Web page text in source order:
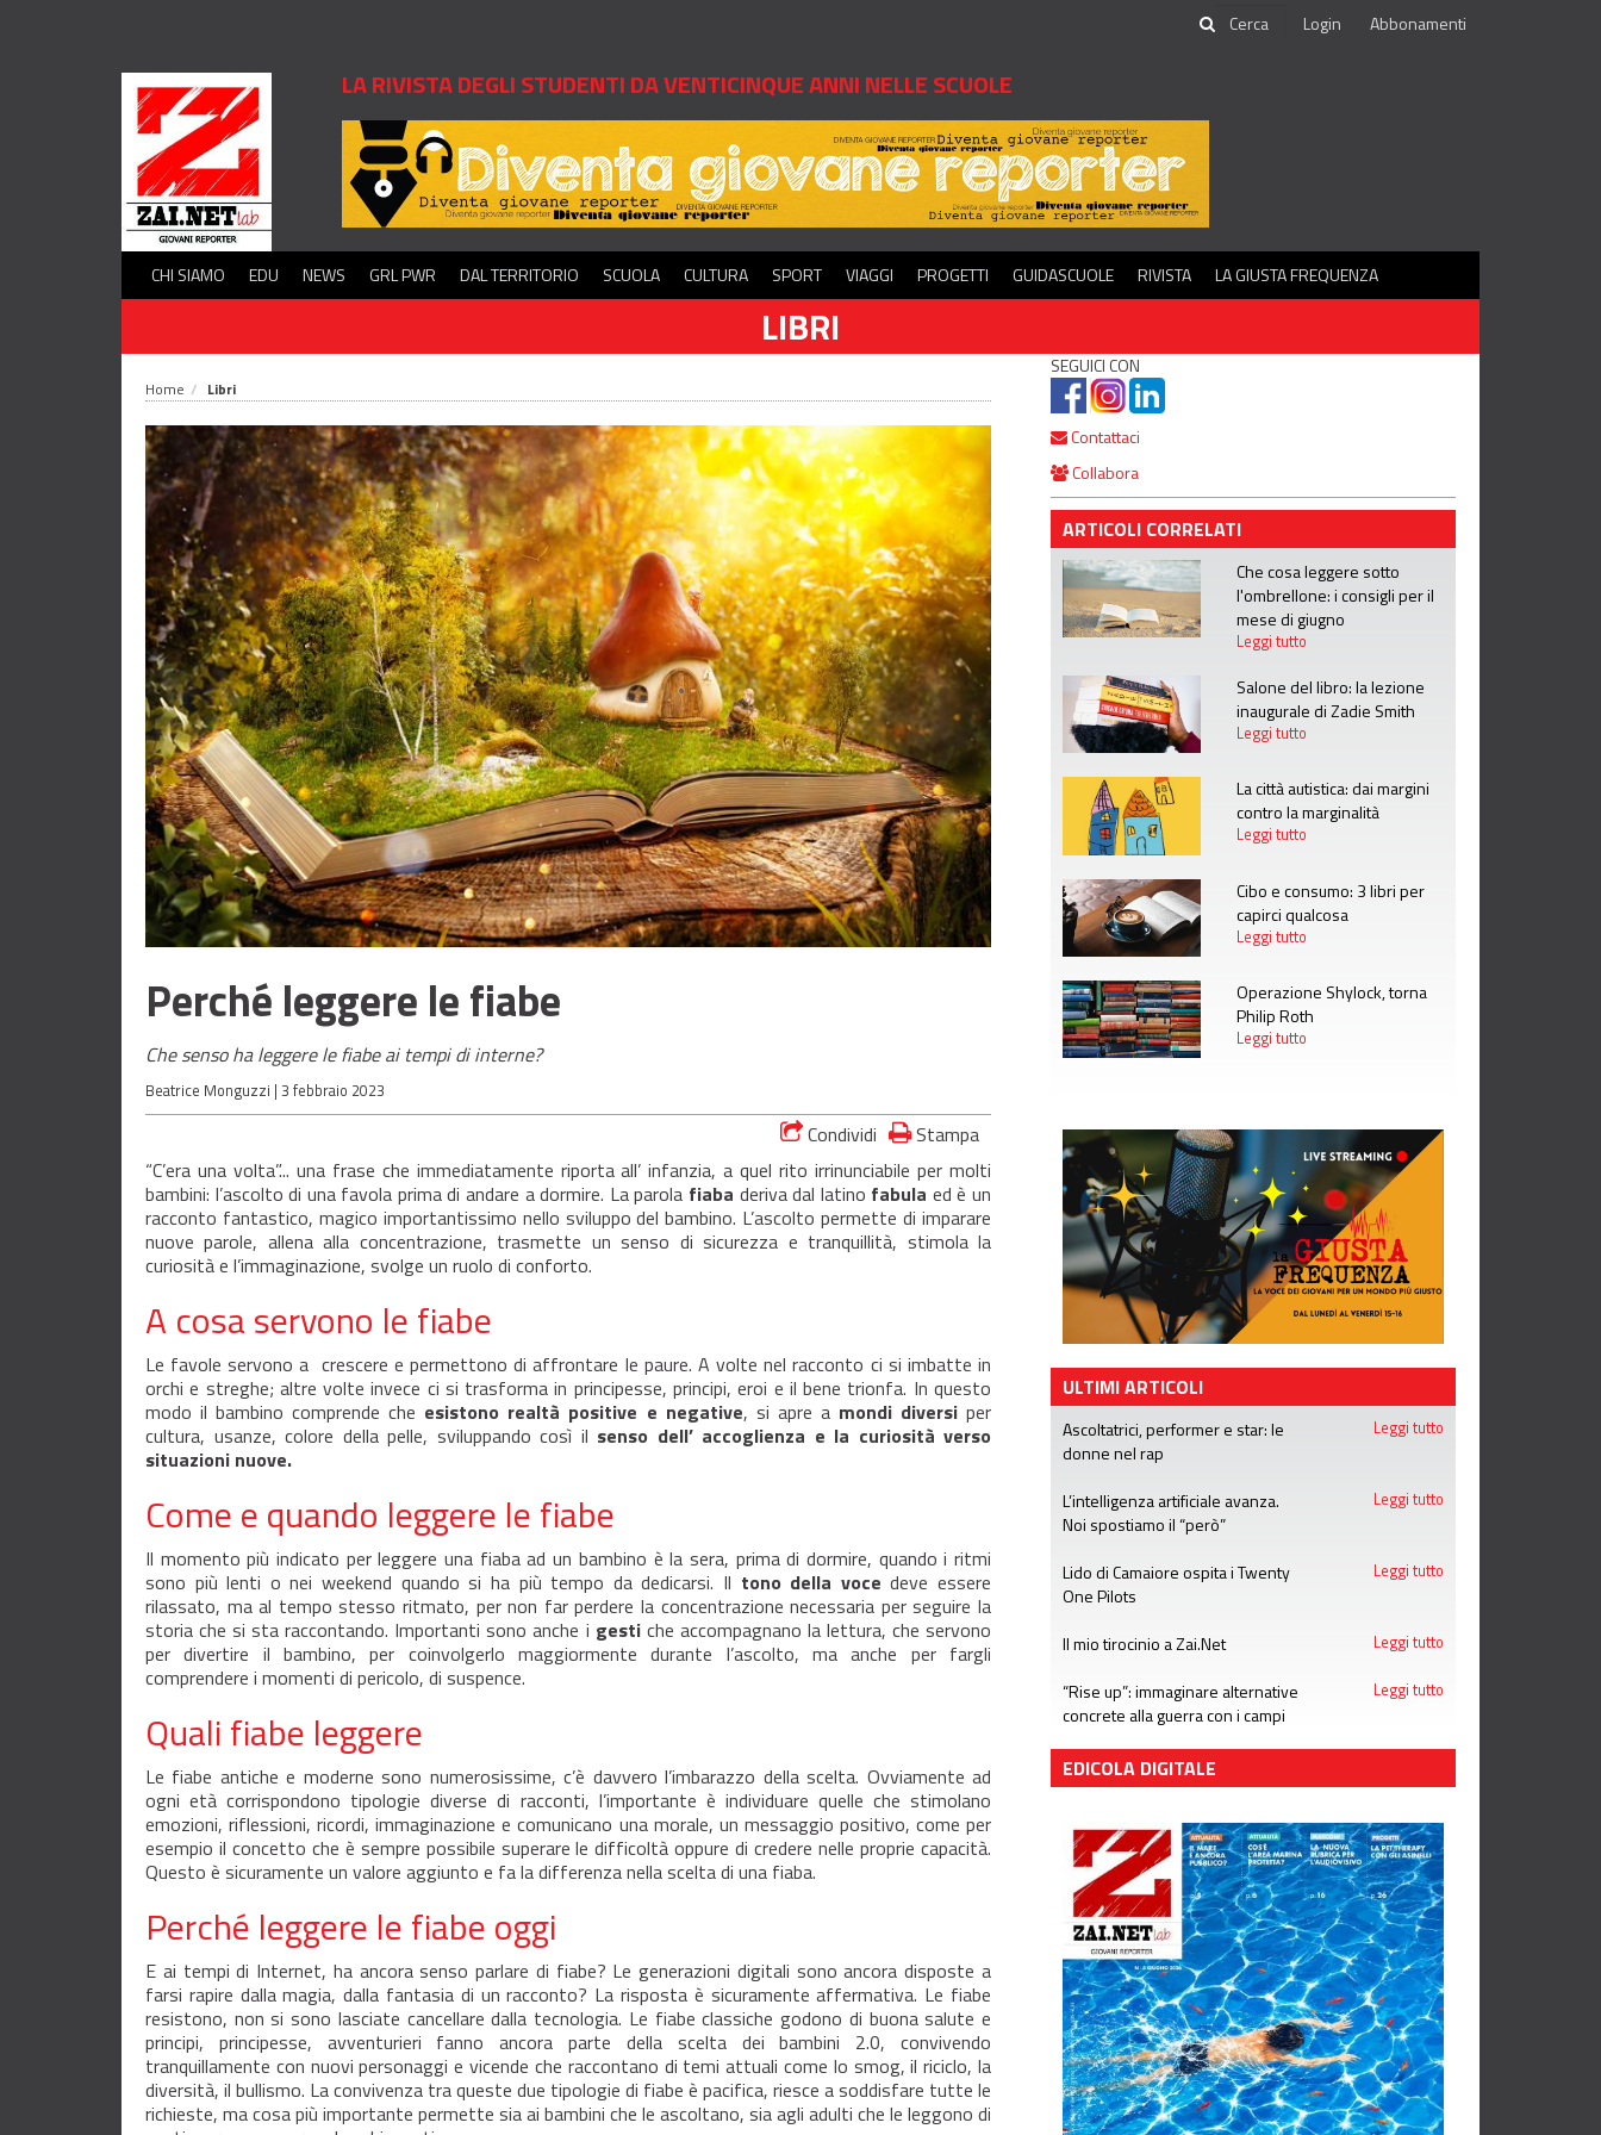
Login Abbonamenti
LA RIVISTA DEGLI STUDENTI DA VENTICINQUE ANNI NELLE SCUOLE
CHI SIAMO EDU NEWS GRL PWR DAL TERRITORIO SCUOLA CULTURA SPORT VIAGGI PROGETTI GUIDASCUOLE RIVISTA LA GIUSTA FREQUENZA
LIBRI
Home Libri
Perché leggere le fiabe
Che senso ha leggere le fiabe ai tempi di interne?
Beatrice Monguzzi | 3 febbraio 2023
Condividi
Stampa
“C’era una volta”... una frase che immediatamente riporta all’ infanzia, a quel rito irrinunciabile per molti
bambini: l’ascolto di una favola prima di andare a dormire. La parola fiaba deriva dal latino fabula ed è un
racconto fantastico, magico importantissimo nello sviluppo del bambino. L’ascolto permette di imparare
nuove parole, allena alla concentrazione, trasmette un senso di sicurezza e tranquillità, stimola la
curiosità e l’immaginazione, svolge un ruolo di conforto.
A cosa servono le fiabe
Le favole servono a crescere e permettono di affrontare le paure. A volte nel racconto ci si imbatte in
orchi e streghe; altre volte invece ci si trasforma in principesse, principi, eroi e il bene trionfa. In questo
modo il bambino comprende che esistono realtà positive e negative, si apre a mondi diversiper
cultura, usanze, colore della pelle, sviluppando così il senso dell’ accoglienza e la curiosità verso
situazioni nuove.
Come e quando leggere le fiabe
Il momento più indicato per leggere una fiaba ad un bambino è la sera, prima di dormire, quando i ritmi
sono più lenti o nei weekend quando si ha più tempo da dedicarsi. Il tono della voce deve essere
rilassato, ma al tempo stesso ritmato, per non far perdere la concentrazione necessaria per seguire la
storia che si sta raccontando. Importanti sono anche i gestiche accompagnano la lettura, che servono
per divertire il bambino, per coinvolgerlo maggiormente durante l’ascolto, ma anche per fargli
comprendere i momenti di pericolo, di suspence.
Quali fiabe leggere
Le fiabe antiche e moderne sono numerosissime, c’è davvero l’imbarazzo della scelta. Ovviamente ad
ogni età corrispondono tipologie diverse di racconti, l’importante è individuare quelle che stimolano
emozioni, riflessioni, ricordi, immaginazione e comunicano una morale, un messaggio positivo, come per
esempio il concetto che è sempre possibile superare le difficoltà oppure di credere nelle proprie capacità.
Questo è sicuramente un valore aggiunto e fa la differenza nella scelta di una fiaba.
Perché leggere le fiabe oggi
E ai tempi di Internet, ha ancora senso parlare di fiabe? Le generazioni digitali sono ancora disposte a
farsi rapire dalla magia, dalla fantasia di un racconto? La risposta è sicuramente affermativa. Le fiabe
resistono, non si sono lasciate cancellare dalla tecnologia. Le fiabe classiche godono di buona salute e
principi, principesse, avventurieri fanno ancora parte della scelta dei bambini 2.0, convivendo
tranquillamente con nuovi personaggi e vicende che raccontano di temi attuali come lo smog, il riciclo, la
diversità, il bullismo. La convivenza tra queste due tipologie di fiabe è pacifica, riesce a soddisfare tutte le
richieste, ma cosa più importante permette sia ai bambini che le ascoltano, sia agli adulti che le leggono di
SEGUICI CON
Contattaci
Collabora
ARTICOLI CORRELATI
Che cosa leggere sotto
l'ombrellone: i consigli per il
mese di giugno
Leggi tutto
Salone del libro: la lezione
inaugurale di Zadie Smith
Leggi tutto
La città autistica: dai margini
contro la marginalità
Leggi tutto
Cibo e consumo: 3 libri per
capirci qualcosa
Leggi tutto
Operazione Shylock, torna
Philip Roth
Leggi tutto
ULTIMI ARTICOLI
Ascoltatrici, performer e star: le
donne nel rap
Leggi tutto
L’intelligenza artificiale avanza.
Noi spostiamo il “però”
Leggi tutto
Lido di Camaiore ospita i Twenty
One Pilots
Leggi tutto
Il mio tirocinio a Zai.Net Leggi tutto
“Rise up”: immaginare alternative
concrete alla guerra con i campi
Leggi tutto
EDICOLA DIGITALE